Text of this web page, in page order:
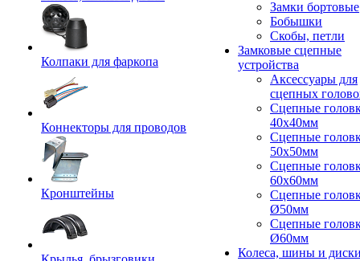
Колпаки для фаркопа
Коннекторы для проводов
Кронштейны
Замки бортовые
Бобышки
Скобы, петли
Замковые сцепные
устройства
Аксессуары для
сцепных
Сцепные
40x40мм
Сцепные
50x50мм
Сцепные
60x60мм
Сцепные
Ø50мм
Сцепные
Ø60мм
Колеса, шины и